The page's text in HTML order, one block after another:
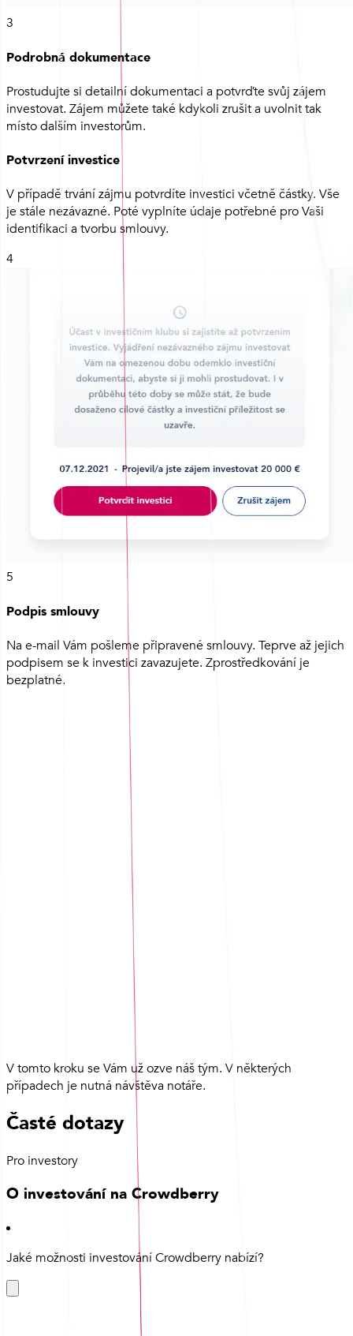
3
Podrobná dokumentace
Prostudujte si detailní dokumentaci a potvrďte svůj zájem
investovat. Zájem můžete také kdykoli zrušit a uvolnit tak
místo dalším investorům.
Potvrzení investice
V případě trvání zájmu potvrdíte investici včetně částky. Vše
je stále nezávazné. Poté vyplníte údaje potřebné pro Vaši
identifikaci a tvorbu smlouvy.
4
5
Podpis smlouvy
Na e-mail Vám pošleme připravené smlouvy. Teprve až jejich
podpisem se k investici zavazujete. Zprostředkování je
bezplatné.
V tomto kroku se Vám už ozve náš tým. V některých
případech je nutná návštěva notáře.
Časté dotazy
Pro investory
O investování na Crowdberry
Jaké možnosti investování Crowdberry nabízí?